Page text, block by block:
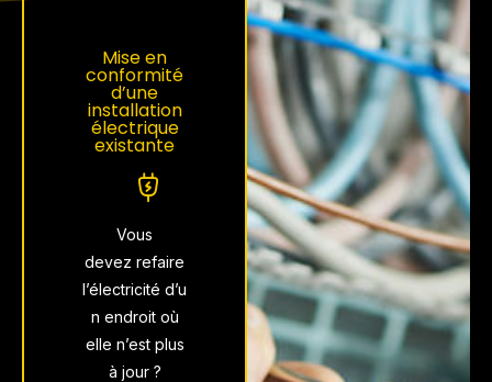
Mise en
conformité
d’une
installation
électrique
existante
Vous
devezrefaire
l’électricité d’u
n endroit où
elle n’est plus
à jour ?